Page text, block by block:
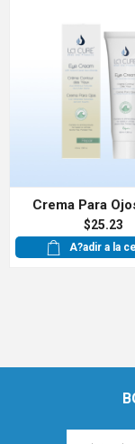
Crema Para
$25.23
A?adir a la